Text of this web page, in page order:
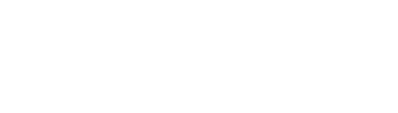
Behandlung von